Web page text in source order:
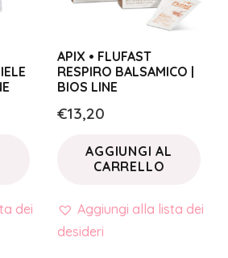
dei
APIX • FLUFAST
RESPIRO BALSAMICO |
BIOS LINE
€13,20
AGGIUNGI AL
CARRELLO
Aggiungi alla lista dei
desideri